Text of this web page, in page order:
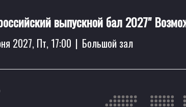
выпускной бал 2027"
2027, Пт, 17:00 | Большой зал